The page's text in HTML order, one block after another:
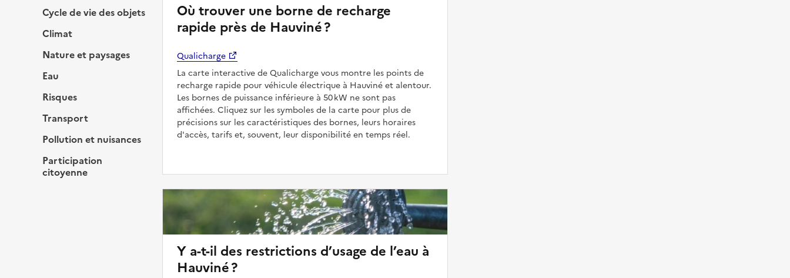
Cycle de vie des objets
Climat
Nature et paysages
Eau
Risques
Transport
Pollution et nuisances
Participation
citoyenne
Où trouver une borne de recharge
rapide près de Hauviné ?
Qualicharge
La carte interactive de Qualicharge vous montre les points de
recharge rapide pour véhicule électrique à Hauviné et alentour.
Les bornes de puissance inférieure à 50 kW ne sont pas
affichées. Cliquez sur les symboles de la carte pour plus de
précisions sur les caractéristiques des bornes, leurs horaires
d'accès, tarifs et, souvent, leur disponibilité en temps réel.
Y a-t-il des restrictions d’usage de l’eau à
Hauviné ?